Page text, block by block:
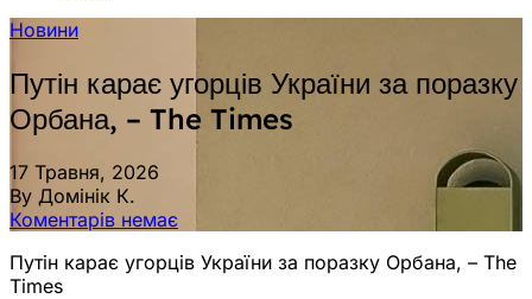
Новини
Путін карає угорців України за поразку
Орбана, – The Times
17 Травня, 2026
By Домінік К.
Коментарів немає
Путін карає угорців України за поразку Орбана, – The
Times